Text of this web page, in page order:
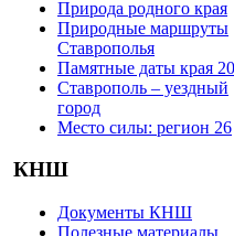
Природа родного края
Природные маршруты
Ставрополья
Памятные даты края
Ставрополь – уездный
город
Место силы: регион 26
КНШ
Документы КНШ
Полезные материалы